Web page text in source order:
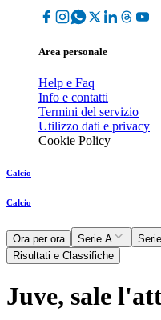
Area personale
Help e Faq
Info e contatti
Termini del servizio
Utilizzo dati e privacy
Cookie Policy
Calcio
Calcio
Ora per ora Serie A
Risultati e Classifiche
Juve, sale